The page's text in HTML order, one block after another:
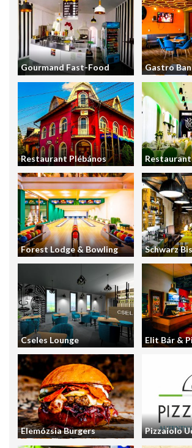
Gourmand Fast-Food Gastro
Restaurant Plébános Restaurant
Forest Lodge & Bowling Schwarz
Cseles Lounge Elit Bár &
Elemózsia Burgers Pizzaiolo